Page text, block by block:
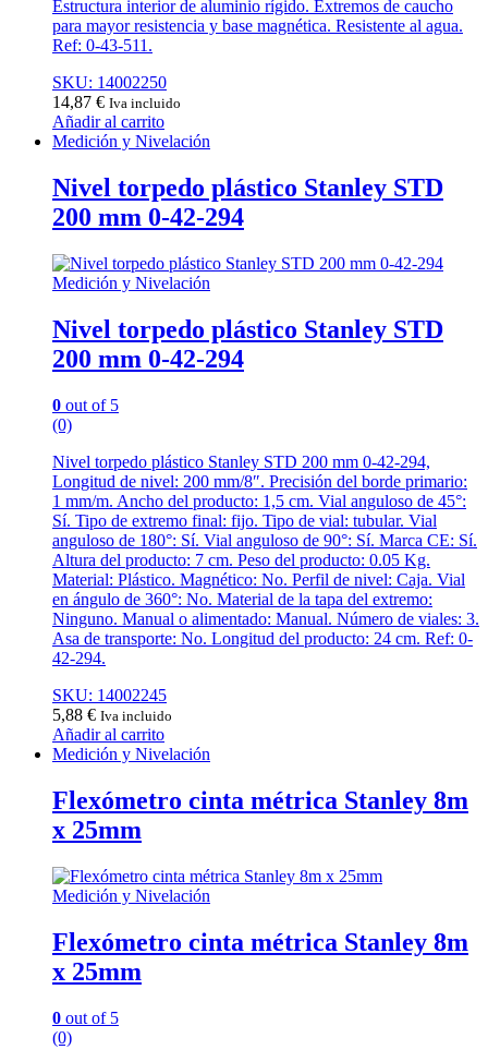
Estructura interior de aluminio rígido. Extremos de caucho
para mayor resistencia y base magnética. Resistente al agua.
Ref: 0-43-511.
SKU: 14002250
14,87 € Iva incluido
Añadir al carrito
Medición y Nivelación
Nivel torpedo plástico Stanley STD
200 mm 0-42-294
Medición y Nivelación
Nivel torpedo plástico Stanley STD
200 mm 0-42-294
0 out of 5
(0)
Nivel torpedo plástico Stanley STD 200 mm 0-42-294,
Longitud de nivel: 200 mm/8″. Precisión del borde primario:
1 mm/m. Ancho del producto: 1,5 cm. Vial anguloso de 45°:
Sí. Tipo de extremo final: fijo. Tipo de vial: tubular. Vial
anguloso de 180°: Sí. Vial anguloso de 90°: Sí. Marca CE: Sí.
Altura del producto: 7 cm. Peso del producto: 0.05 Kg.
Material: Plástico. Magnético: No. Perfil de nivel: Caja. Vial
en ángulo de 360°: No. Material de la tapa del extremo:
Ninguno. Manual o alimentado: Manual. Número de viales: 3.
Asa de transporte: No. Longitud del producto: 24 cm. Ref: 0-
42-294.
SKU: 14002245
5,88 € Iva incluido
Añadir al carrito
Medición y Nivelación
Flexómetro cinta métrica Stanley 8m
x 25mm
Medición y Nivelación
Flexómetro cinta métrica Stanley 8m
x 25mm
0 out of 5
(0)